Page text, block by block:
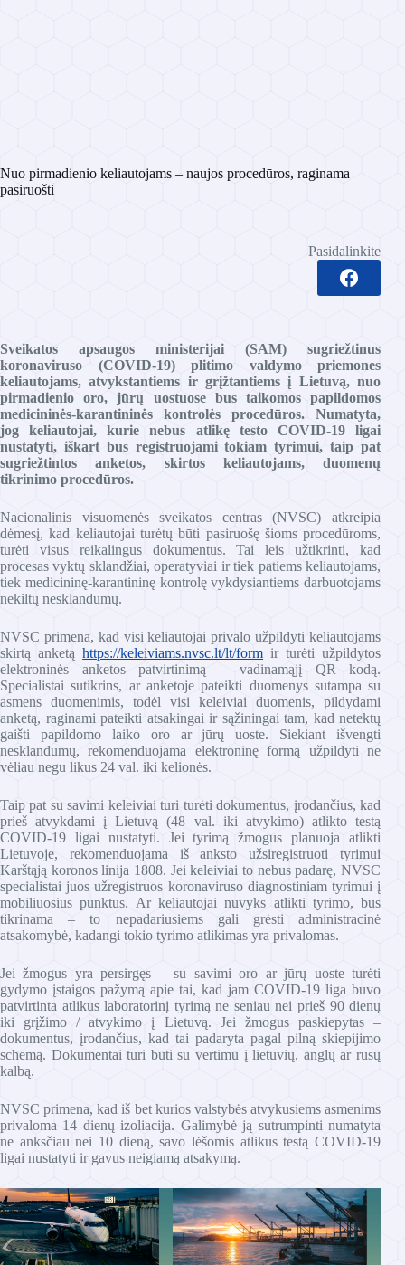
Nuo pirmadienio keliautojams – naujos procedūros, raginama
pasiruošti
Pasidalinkite
Sveikatos apsaugos ministerijai (SAM) sugriežtinus
koronaviruso (COVID-19) plitimo valdymo priemones
keliautojams, atvykstantiems ir grįžtantiems į Lietuvą, nuo
pirmadienio oro, jūrų uostuose bus taikomos papildomos
medicininės-karantininės kontrolės procedūros. Numatyta,
jog keliautojai, kurie nebus atlikę testo COVID-19 ligai
nustatyti, iškart bus registruojami tokiam tyrimui, taip pat
sugriežtintos anketos, skirtos keliautojams, duomenų
tikrinimo procedūros.
Nacionalinis visuomenės sveikatos centras (NVSC) atkreipia
dėmesį, kad keliautojai turėtų būti pasiruošę šioms procedūroms,
turėti visus reikalingus dokumentus. Tai leis užtikrinti, kad
procesas vyktų sklandžiai, operatyviai ir tiek patiems keliautojams,
tiek medicininę-karantininę kontrolę vykdysiantiems darbuotojams
nekiltų nesklandumų.
NVSC primena, kad visi keliautojai privalo užpildyti keliautojams
skirtą anketąhttps://keleiviams.nvsc.lt/lt/form ir turėti užpildytos
elektroninės anketos patvirtinimą – vadinamąjį QR kodą.
Specialistai sutikrins, ar anketoje pateikti duomenys sutampa su
asmens duomenimis, todėl visi keleiviai duomenis, pildydami
anketą, raginami pateikti atsakingai ir sąžiningai tam, kad netektų
gaišti papildomo laiko oro ar jūrų uoste. Siekiant išvengti
nesklandumų, rekomenduojama elektroninę formą užpildyti ne
vėliau negu likus 24 val. iki kelionės.
Taip pat su savimi keleiviai turi turėti dokumentus, įrodančius, kad
prieš atvykdami į Lietuvą (48 val. iki atvykimo) atlikto testą
COVID-19 ligai nustatyti. Jei tyrimą žmogus planuoja atlikti
Lietuvoje, rekomenduojama iš anksto užsiregistruoti tyrimui
Karštąją koronos linija 1808. Jei keleiviai to nebus padarę, NVSC
specialistai juos užregistruos koronaviruso diagnostiniam tyrimui į
mobiliuosius punktus. Ar keliautojai nuvyks atlikti tyrimo, bus
tikrinama – to nepadariusiems gali grėsti administracinė
atsakomybė, kadangi tokio tyrimo atlikimas yra privalomas.
Jei žmogus yra persirgęs – su savimi oro ar jūrų uoste turėti
gydymo įstaigos pažymą apie tai, kad jam COVID-19 liga buvo
patvirtinta atlikus laboratorinį tyrimą ne seniau nei prieš 90 dienų
iki grįžimo / atvykimo į Lietuvą. Jei žmogus paskiepytas –
dokumentus, įrodančius, kad tai padaryta pagal pilną skiepijimo
schemą. Dokumentai turi būti su vertimu į lietuvių, anglų ar rusų
kalbą.
NVSC primena, kad iš bet kurios valstybės atvykusiems asmenims
privaloma 14 dienų izoliacija. Galimybė ją sutrumpinti numatyta
ne anksčiau nei 10 dieną, savo lėšomis atlikus testą COVID-19
ligai nustatyti ir gavus neigiamą atsakymą.